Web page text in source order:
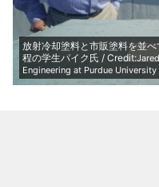
放射冷却塗料と市販塗料を並
程の学生パイク氏 / Credit:
Engineering at Purdue University